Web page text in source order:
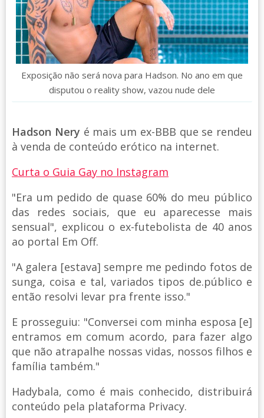
Exposição não será nova para Hadson. No ano em que
disputou o reality show, vazou nude dele
Hadson Nery é mais um ex-BBB que se rendeu
à venda de conteúdo erótico na internet.
Curta o Guia Gay no Instagram
"Era um pedido de quase 60% do meu público
das redes sociais, que eu aparecesse mais
sensual", explicou o ex-futebolista de 40 anos
ao portal Em Off.
"A galera [estava] sempre me pedindo fotos de
sunga, coisa e tal, variados tipos de.público e
então resolvi levar pra frente isso."
E prosseguiu: "Conversei com minha esposa [e]
entramos em comum acordo, para fazer algo
que não atrapalhe nossas vidas, nossos filhos e
família também."
Hadybala, como é mais conhecido, distribuirá
conteúdo pela plataforma Privacy.